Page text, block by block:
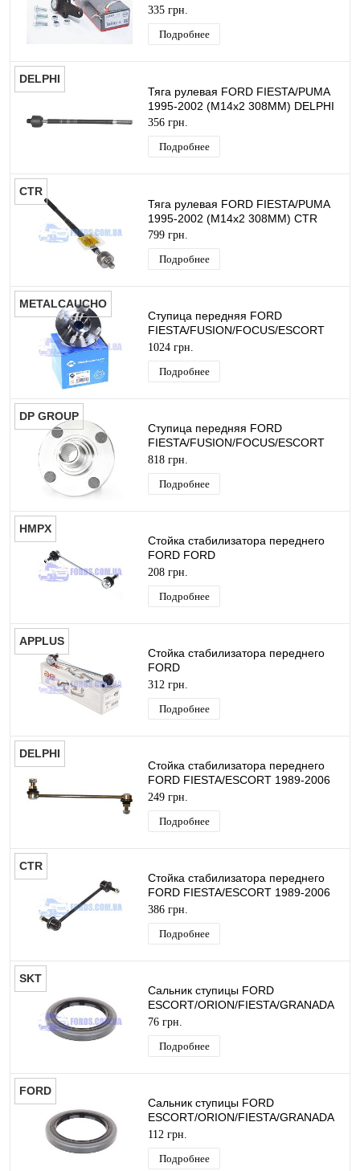
ABS
335 грн.
Подробнее
DELPHI
Тяга рулевая FORD FIESTA/PUMA
1995-2002 (M14x2 308MM) DELPHI
356 грн.
Подробнее
CTR
Тяга рулевая FORD FIESTA/PUMA
1995-2002 (M14x2 308MM) CTR
799 грн.
Подробнее
METALCAUCHO
Ступица передняя FORD
FIESTA/FUSION/FOCUS/ESCORT
METALCAUCHO
1024 грн.
Подробнее
DP GROUP
Ступица передняя FORD
FIESTA/FUSION/FOCUS/ESCORT
DP GROUP
818 грн.
Подробнее
HMPX
Стойка стабилизатора переднего
FORD FORD
FOCUS/FIESTA/ESCORT/ORION
1989-2005 HMPX
208 грн.
Подробнее
APPLUS
Стойка стабилизатора переднего
FORD
FOCUS/ESCORT/ORION/FIESTA
1995-2002 APPLUS
312 грн.
Подробнее
DELPHI
Стойка стабилизатора переднего
FORD FIESTA/ESCORT 1989-2006
DELPHI
249 грн.
Подробнее
CTR
Стойка стабилизатора переднего
FORD FIESTA/ESCORT 1989-2006
CTR
386 грн.
Подробнее
SKT
Сальник ступицы FORD
ESCORT/ORION/FIESTA/GRANADA
1972-2001 (40X55X6.5) SKT
76 грн.
Подробнее
FORD
Сальник ступицы FORD
ESCORT/ORION/FIESTA/GRANADA
1972-2001 (40X55X6.5) ORIGINAL
112 грн.
Подробнее